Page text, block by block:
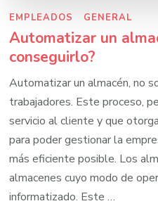
EMPLEADOS GENERAL
Automatizar un
conseguirlo?
Automatizar un almacén, no
trabajadores. Este proceso,
servicio al cliente y que
para poder gestionar la
más eficiente posible. Los
almacenes cuyo modo de
informatizado. Este …